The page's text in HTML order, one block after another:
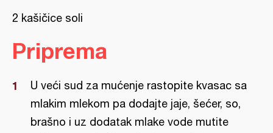
2 kašičice soli
Priprema
U veći sud za mućenje rastopite kvasac sa
mlakim mlekom pa dodajte jaje, šećer, so,
brašno i uz dodatak mlake vode mutite